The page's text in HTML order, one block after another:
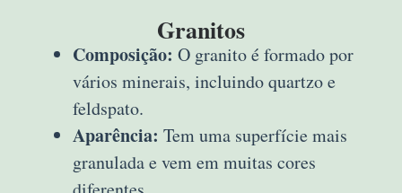
Granitos
Composição: O granito é formado por
vários minerais, incluindo quartzo e
feldspato.
Aparência: Tem uma superfície mais
granulada e vem em muitas cores